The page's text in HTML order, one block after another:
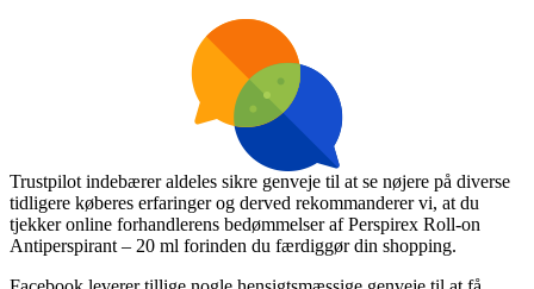
Trustpilot indebærer aldeles sikre genveje til at se nøjere på diverse
tidligere køberes erfaringer og derved rekommanderer vi, at du
tjekker online forhandlerens bedømmelser af Perspirex Roll-on
Antiperspirant – 20 ml forinden du færdiggør din shopping.